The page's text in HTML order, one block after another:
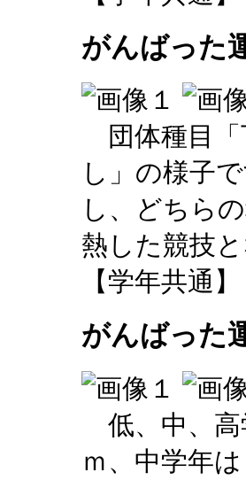
がんばった
団体種目「
し」の様子
し、どちら
熱した競技
【学年共通
がんばった
低、中、高
ｍ、中学年